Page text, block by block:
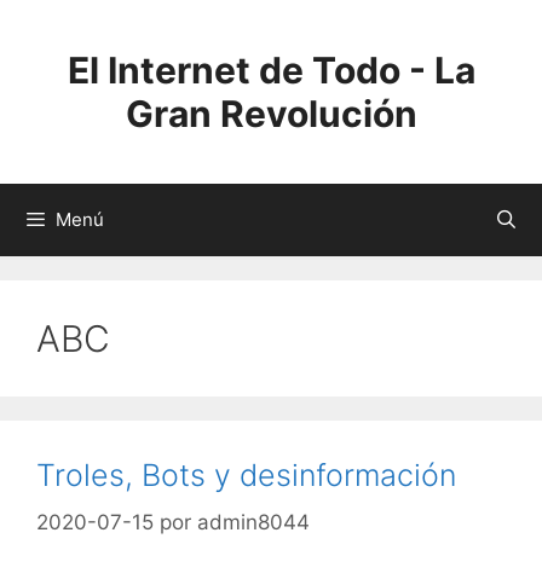
contenidoEl Internet de Todo - La
Gran Revolución
Menú
ABC
Troles, Bots y desinformación
2020-07-15 por admin8044